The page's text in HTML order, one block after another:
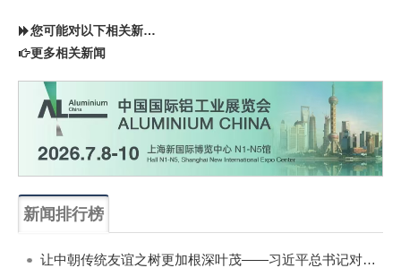
您可能对以下相关新闻同样感兴趣
更多相关新闻
新闻排行榜
让中朝传统友谊之树更加根深叶茂——习近平总书记对朝鲜进行国事访问纪实